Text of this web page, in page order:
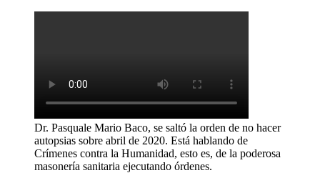
Dr. Pasquale Mario Baco, se saltó la orden de no hacer
autopsias sobre abril de 2020. Está hablando de
Crímenes contra la Humanidad, esto es, de la poderosa
masonería sanitaria ejecutando órdenes.